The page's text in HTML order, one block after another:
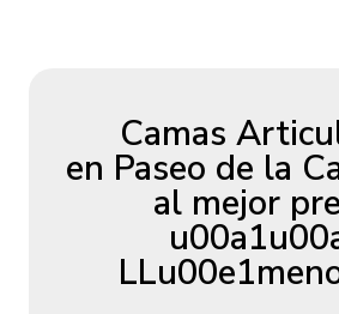
Camas
en Paseo de la
al mejor